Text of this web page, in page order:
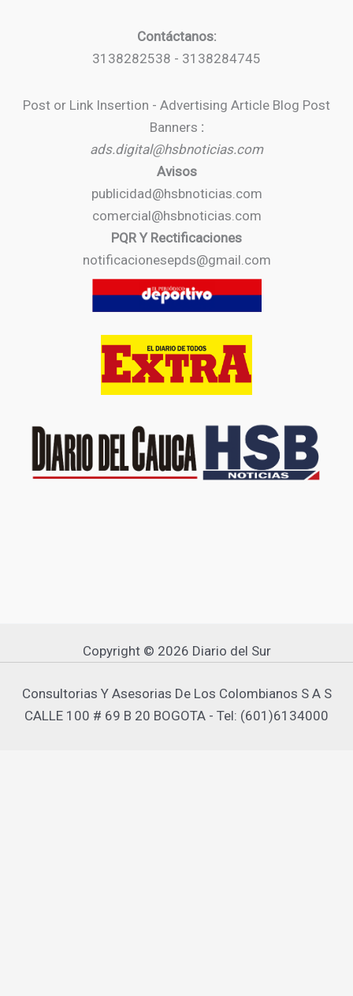
Contáctanos:
3138282538 - 3138284745
Post or Link Insertion - Advertising Article Blog Post
Banners :
ads.digital@hsbnoticias.com
Avisos
publicidad@hsbnoticias.com
comercial@hsbnoticias.com
PQR Y Rectificaciones
notificacionesepds@gmail.com
Copyright © 2026 Diario del Sur
Consultorias Y Asesorias De Los Colombianos S A S
CALLE 100 # 69 B 20 BOGOTA - Tel: (601)6134000